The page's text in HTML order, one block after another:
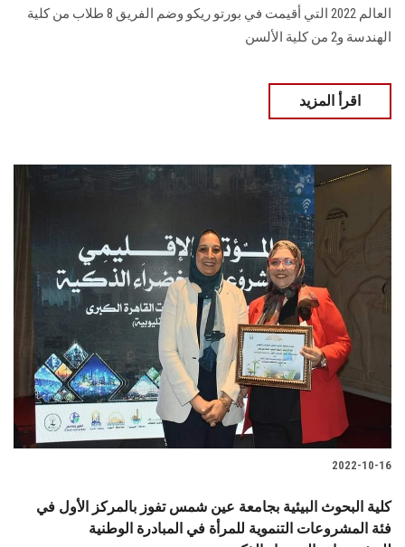
العالم 2022 التي أقيمت في بورتو ريكو وضم الفريق 8 طلاب من كلية
الهندسة و2 من كلية الألسن
اقرأ المزيد
2022-10-16
كلية البحوث البيئية بجامعة عين شمس تفوز بالمركز الأول في
فئة المشروعات التنموية للمرأة في المبادرة الوطنية